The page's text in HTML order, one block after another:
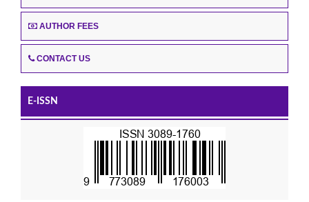
AUTHOR FEES
CONTACT US
E-ISSN